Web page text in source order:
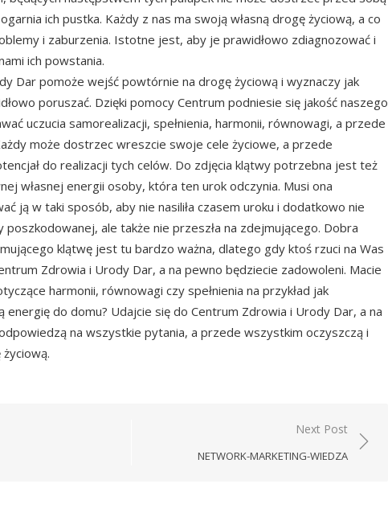
ich pustka. Każdy z nas ma swoją własną drogę życiową, a co
i zaburzenia. Istotne jest, aby je prawidłowo zdiagnozować i
ich powstania.
Dar pomoże wejść powtórnie na drogę życiową i wyznaczy jak
poruszać. Dzięki pomocy Centrum podniesie się jakość naszego
uczucia samorealizacji, spełnienia, harmonii, równowagi, a przede
może dostrzec wreszcie swoje cele życiowe, a przede
do realizacji tych celów. Do zdjęcia klątwy potrzebna jest też
własnej energii osoby, która ten urok odczynia. Musi ona
ją w taki sposób, aby nie nasiliła czasem uroku i dodatkowo nie
poszkodowanej, ale także nie przeszła na zdejmującego. Dobra
klątwę jest tu bardzo ważna, dlatego gdy ktoś rzuci na Was
Zdrowia i Urody Dar, a na pewno będziecie zadowoleni. Macie
harmonii, równowagi czy spełnienia na przykład jak
do domu? Udajcie się do Centrum Zdrowia i Urody Dar, a na
na wszystkie pytania, a przede wszystkim oczyszczą i
Next Post
NETWORK-MARKETING-WIEDZA